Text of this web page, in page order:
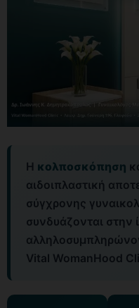
Η κολποσκόπηση
αιδοιπλαστική
σύγχρονης
συνδυάζονται στην
Vital WomanHood